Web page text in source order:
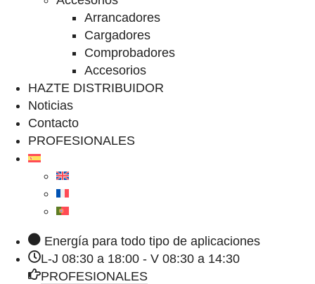
Arrancadores
Cargadores
Comprobadores
Accesorios
HAZTE DISTRIBUIDOR
Noticias
Contacto
PROFESIONALES
Energía para todo tipo de aplicaciones
L-J 08:30 a 18:00 - V 08:30 a 14:30
PROFESIONALES